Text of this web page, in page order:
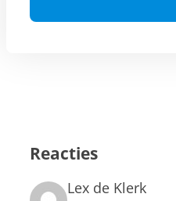
Reacties
Lex de Klerk